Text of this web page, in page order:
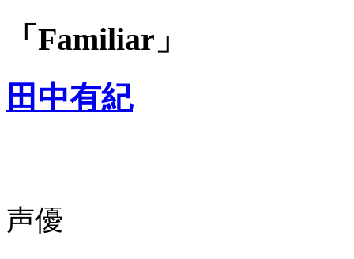
「Familiar」
田中有紀
声優